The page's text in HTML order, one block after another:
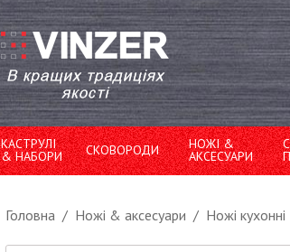
КАСТРУЛІ
& НАБОРИ СКОВОРОДИ НОЖІ &
АКСЕСУАРИ
Головна / Ножі & аксесуари / Ножі кухонні